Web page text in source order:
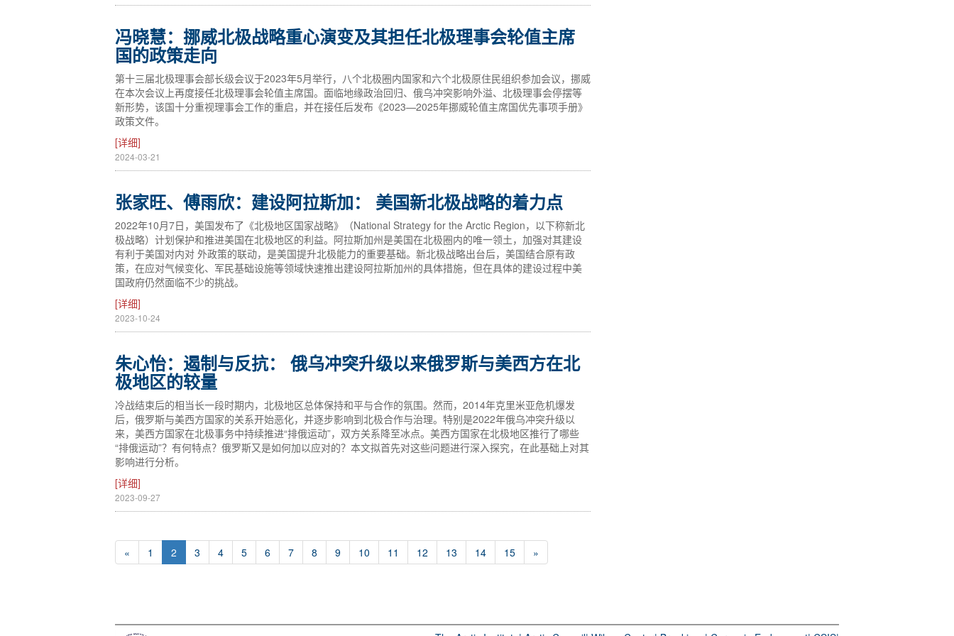
冯晓慧：挪威北极战略重心演变及其担任北极理事会轮值主席
国的政策走向
第十三届北极理事会部长级会议于2023年5月举行，八个北极圈内国家和六个北极原住民组织参加会议，挪威
在本次会议上再度接任北极理事会轮值主席国。面临地缘政治回归、俄乌冲突影响外溢、北极理事会停摆等
新形势，该国十分重视理事会工作的重启，并在接任后发布《2023—2025年挪威轮值主席国优先事项手册》
政策文件。
[详细]
2024-03-21
张家旺、傅雨欣：建设阿拉斯加： 美国新北极战略的着力点
2022年10月7日，美国发布了《北极地区国家战略》（National Strategy for the Arctic Region，以下称新北
极战略）计划保护和推进美国在北极地区的利益。阿拉斯加州是美国在北极圈内的唯一领土，加强对其建设
有利于美国对内对 外政策的联动，是美国提升北极能力的重要基础。新北极战略出台后，美国结合原有政
策，在应对气候变化、军民基础设施等领域快速推出建设阿拉斯加州的具体措施，但在具体的建设过程中美
国政府仍然面临不少的挑战。
[详细]
2023-10-24
朱心怡：遏制与反抗： 俄乌冲突升级以来俄罗斯与美西方在北
极地区的较量
冷战结束后的相当长一段时期内，北极地区总体保持和平与合作的氛围。然而，2014年克里米亚危机爆发
后，俄罗斯与美西方国家的关系开始恶化，并逐步影响到北极合作与治理。特别是2022年俄乌冲突升级以
来，美西方国家在北极事务中持续推进“排俄运动”，双方关系降至冰点。美西方国家在北极地区推行了哪些
“排俄运动”？有何特点？俄罗斯又是如何加以应对的？本文拟首先对这些问题进行深入探究，在此基础上对其
影响进行分析。
[详细]
2023-09-27
« 1 2 3 4 5 6 7 8 9 10 11 12 13 14 15 »